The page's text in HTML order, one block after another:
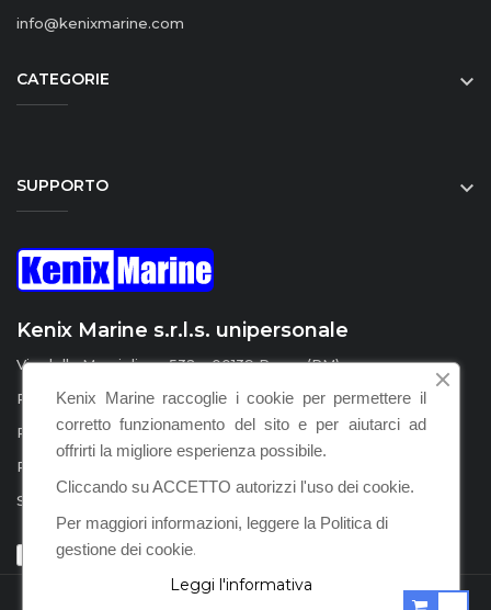
info@kenixmarine.com
CATEGORIE 
SUPPORTO 
Kenix Marine s.r.l.s. unipersonale
Via della Marcigliana 532 - 00139 Roma (RM)
P.I. / C.F. : IT15555231008
REA : RM – 1598924
PEC :
SDI : KRRH6B9
Kenix Marine raccoglie i cookie per permettere il
corretto funzionamento del sito e per aiutarci ad
offrirti la migliore esperienza possibile.
Cliccando su ACCETTO autorizzi l'uso dei cookie.
Per maggiori informazioni, leggere la Politica di
gestione dei cookie.
Leggi l'informativa